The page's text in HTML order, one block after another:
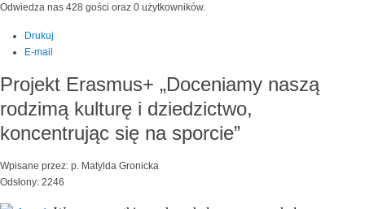
Odwiedza nas 428 gości oraz 0 użytkowników.
Drukuj
E-mail
Projekt Erasmus+ „Doceniamy naszą
rodzimą kulturę i dziedzictwo,
koncentrując się na sporcie”
Wpisane przez: p. Matylda Gronicka
Odsłony: 2246